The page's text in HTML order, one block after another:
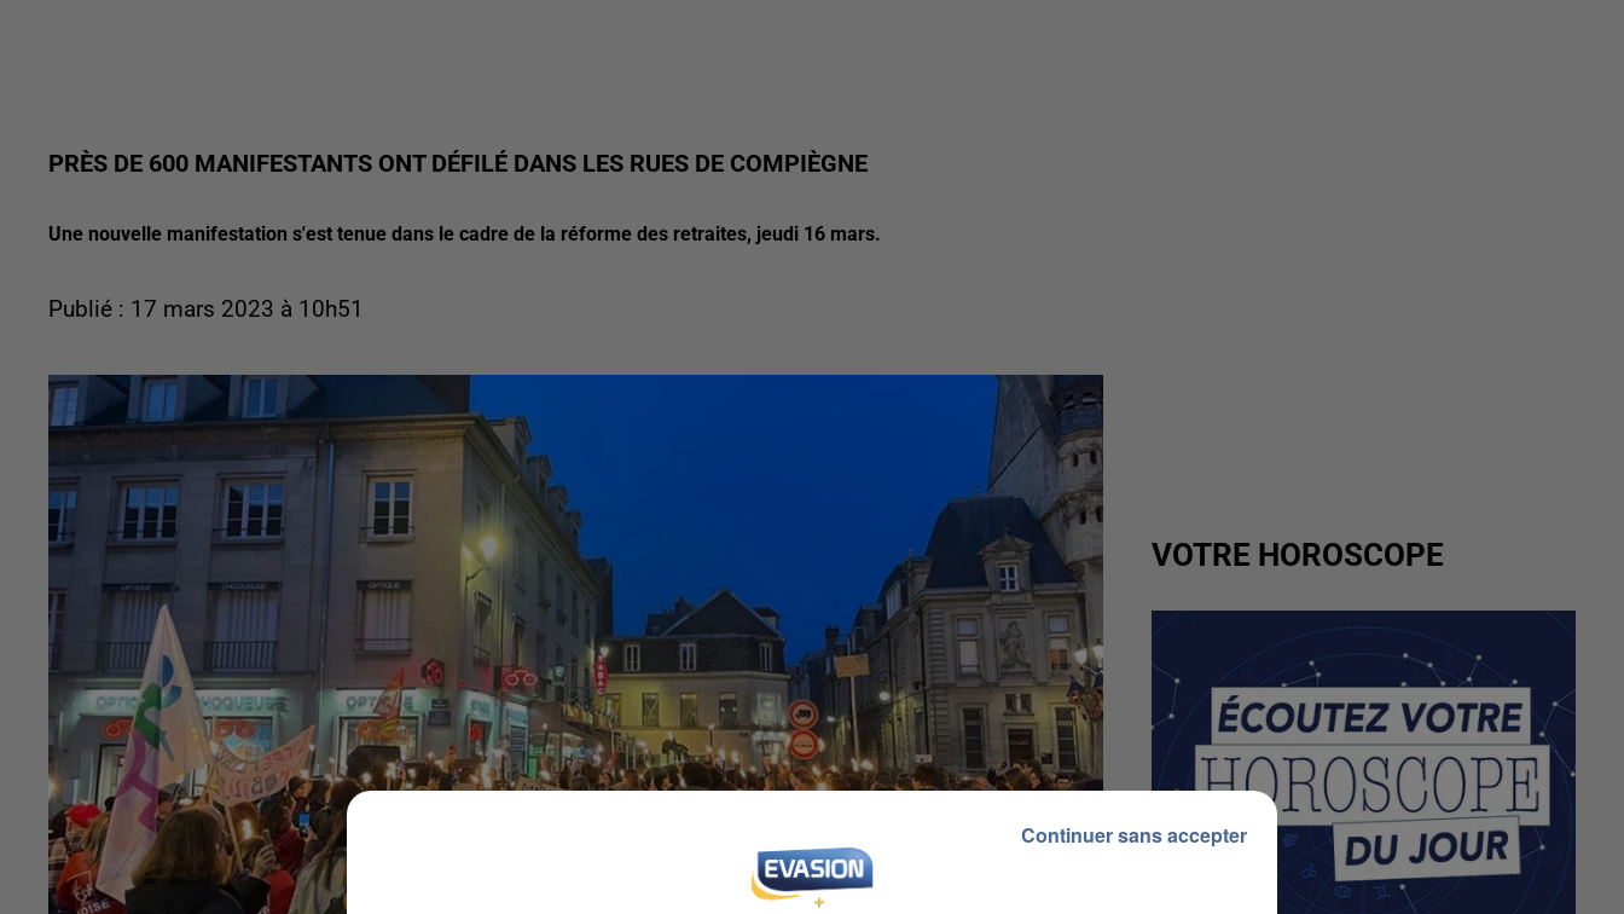
PRÈS DE 600 MANIFESTANTS ONT DÉFILÉ DANS LES RUES DE COMPIÈGNE
Une nouvelle manifestation s'est tenue dans le cadre de la réforme des retraites, jeudi 16 mars.
Publié : 17 mars 2023 à 10h51
VOTRE HOROSCOPE
Continuer sans accepter